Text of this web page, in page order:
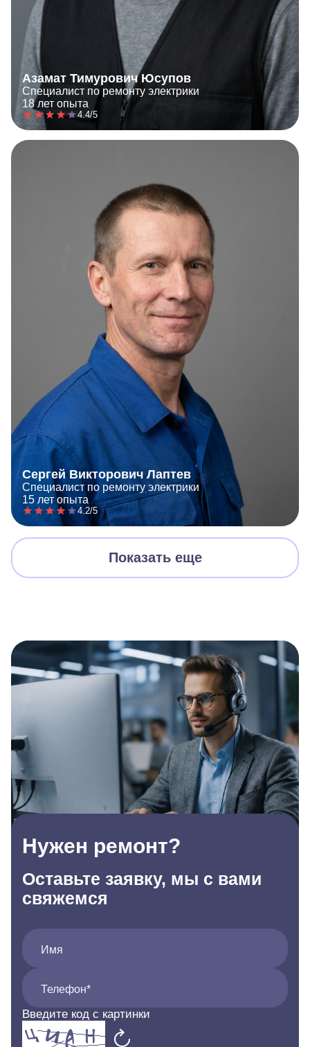
Азамат Тимурович Юсупов
Специалист по ремонту электрики
18 лет опыта
4.4/5
Сергей Викторович Лаптев
Специалист по ремонту электрики
15 лет опыта
4.2/5
Показать еще
Нужен ремонт?
Оставьте заявку, мы с вами
свяжемся
Имя
Телефон*
Введите код с картинки